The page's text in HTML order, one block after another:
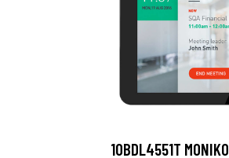
10BDL4551T